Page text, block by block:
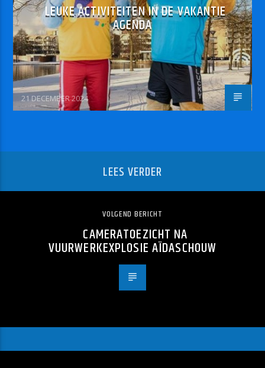
LEUKE ACTIVITEITEN IN DE VAKANTIE
AGENDA
21 DECEMBER 2024
LEES VERDER
VOLGEND BERICHT
CAMERATOEZICHT NA
VUURWERKEXPLOSIE AÏDASCHOUW